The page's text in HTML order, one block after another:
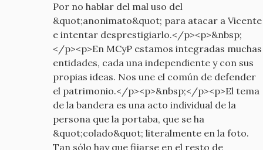
Por no hablar del mal uso del
&quot;anonimato&quot; para atacar a Vicente
e intentar desprestigiarlo.</p><p>&nbsp;
</p><p>En MCyP estamos integradas muchas
entidades, cada una independiente y con sus
propias ideas. Nos une el común de defender
el patrimonio.</p><p>&nbsp;</p><p>El tema
de la bandera es una acto individual de la
persona que la portaba, que se ha
&quot;colado&quot; literalmente en la foto.
Tan sólo hay que fijarse en el resto de